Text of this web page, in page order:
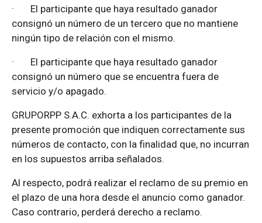
· El participante que haya resultado ganador
consignó un número de un tercero que no mantiene
ningún tipo de relación con el mismo.
· El participante que haya resultado ganador
consignó un número que se encuentra fuera de
servicio y/o apagado.
GRUPORPP S.A.C. exhorta a los participantes de la
presente promoción que indiquen correctamente sus
números de contacto, con la finalidad que, no incurran
en los supuestos arriba señalados.
Al respecto, podrá realizar el reclamo de su premio en
el plazo de una hora desde el anuncio como ganador.
Caso contrario, perderá derecho a reclamo.